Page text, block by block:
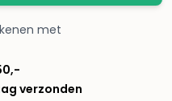
met
verzonden